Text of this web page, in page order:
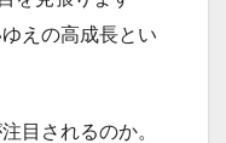
えの高成長とい
目されるのか。